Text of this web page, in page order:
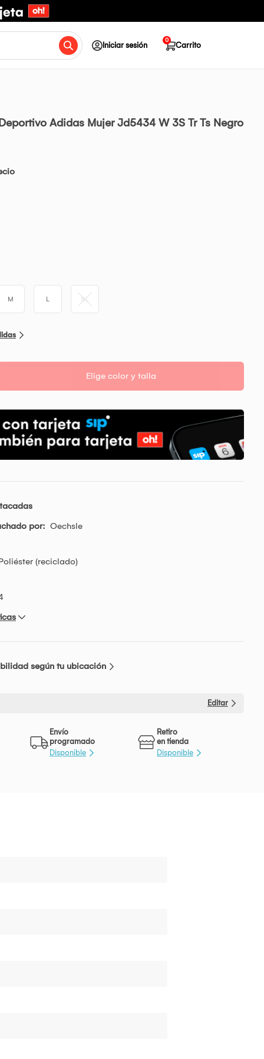
Iniciar sesión Carrito
0
Adidas Mujer Jd5434 W 3S Tr Ts Negro
M L XL
Elige color y talla
por: Oechsle
(reciclado)
según tu ubicación
Editar
Envío
programado
Disponible
Retiro
en tienda
Disponible